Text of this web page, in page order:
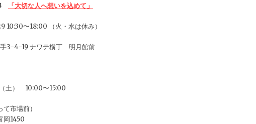
「大切な人へ想いを込めて」
〜18:00 （火・水は休み）
3−4−19 ナワテ横丁 明月館前
土） 10:00〜15:00
市場前）
1450